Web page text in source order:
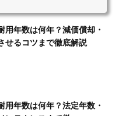
用年数は何年？減価償却・
せるコツまで徹底解説
用年数は何年？法定年数・